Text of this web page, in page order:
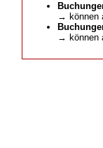
→ können
→ können